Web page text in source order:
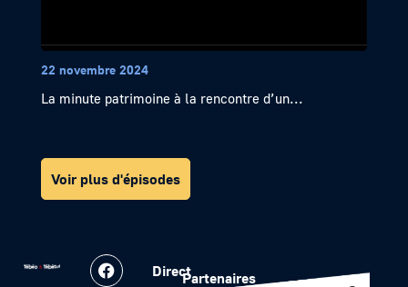
22 novembre 2024
La minute patrimoine à la rencontre d’un...
Voir plus d'épisodes
DirectPartenaires